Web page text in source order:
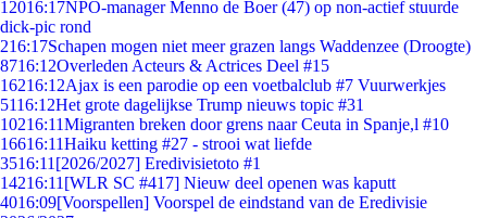
12016:17NPO-manager Menno de Boer (47) op non-actief stuurde
dick-pic rond
216:17Schapen mogen niet meer grazen langs Waddenzee (Droogte)
8716:12Overleden Acteurs & Actrices Deel #15
16216:12Ajax is een parodie op een voetbalclub #7 Vuurwerkjes
5116:12Het grote dagelijkse Trump nieuws topic #31
10216:11Migranten breken door grens naar Ceuta in Spanje,l #10
16616:11Haiku ketting #27 - strooi wat liefde
3516:11 [2026/2027] Eredivisietoto #1
14216:11 [WLR SC #417] Nieuw deel openen was kaputt
4016:09[Voorspellen] Voorspel de eindstand van de Eredivisie